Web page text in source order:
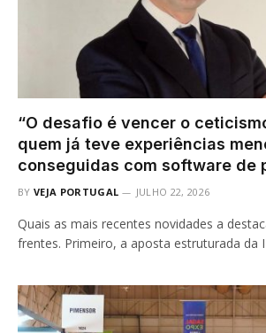
“O desafio é vencer o
quem já teve experiências
conseguidas com software de
BY VEJA PORTUGAL JULHO 22, 2026
Quais as mais recentes novidades a
frentes. Primeiro, a aposta estruturada da